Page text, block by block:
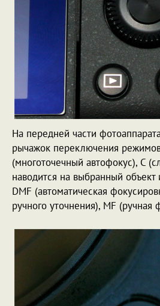
На передней части
рычажок переключения
(многоточечный автофокус), C
наводится на выбранный объект
DMF (автоматическая
ручного уточнения), MF (ручная